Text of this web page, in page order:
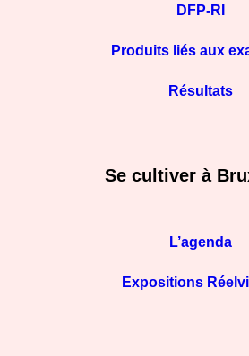
DFP-RI
Produits liés aux
Résultats
Se cultiver à
L’agenda
Expositions